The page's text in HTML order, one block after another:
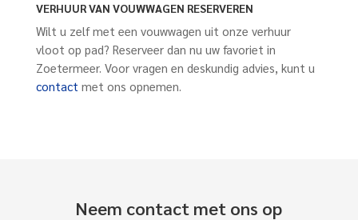
VERHUUR VAN VOUWWAGEN RESERVEREN
Wilt u zelf met een vouwwagen uit onze verhuur
vloot op pad? Reserveer dan nu uw favoriet in
Zoetermeer. Voor vragen en deskundig advies, kunt u
contact met ons opnemen.
Neem contact met ons op